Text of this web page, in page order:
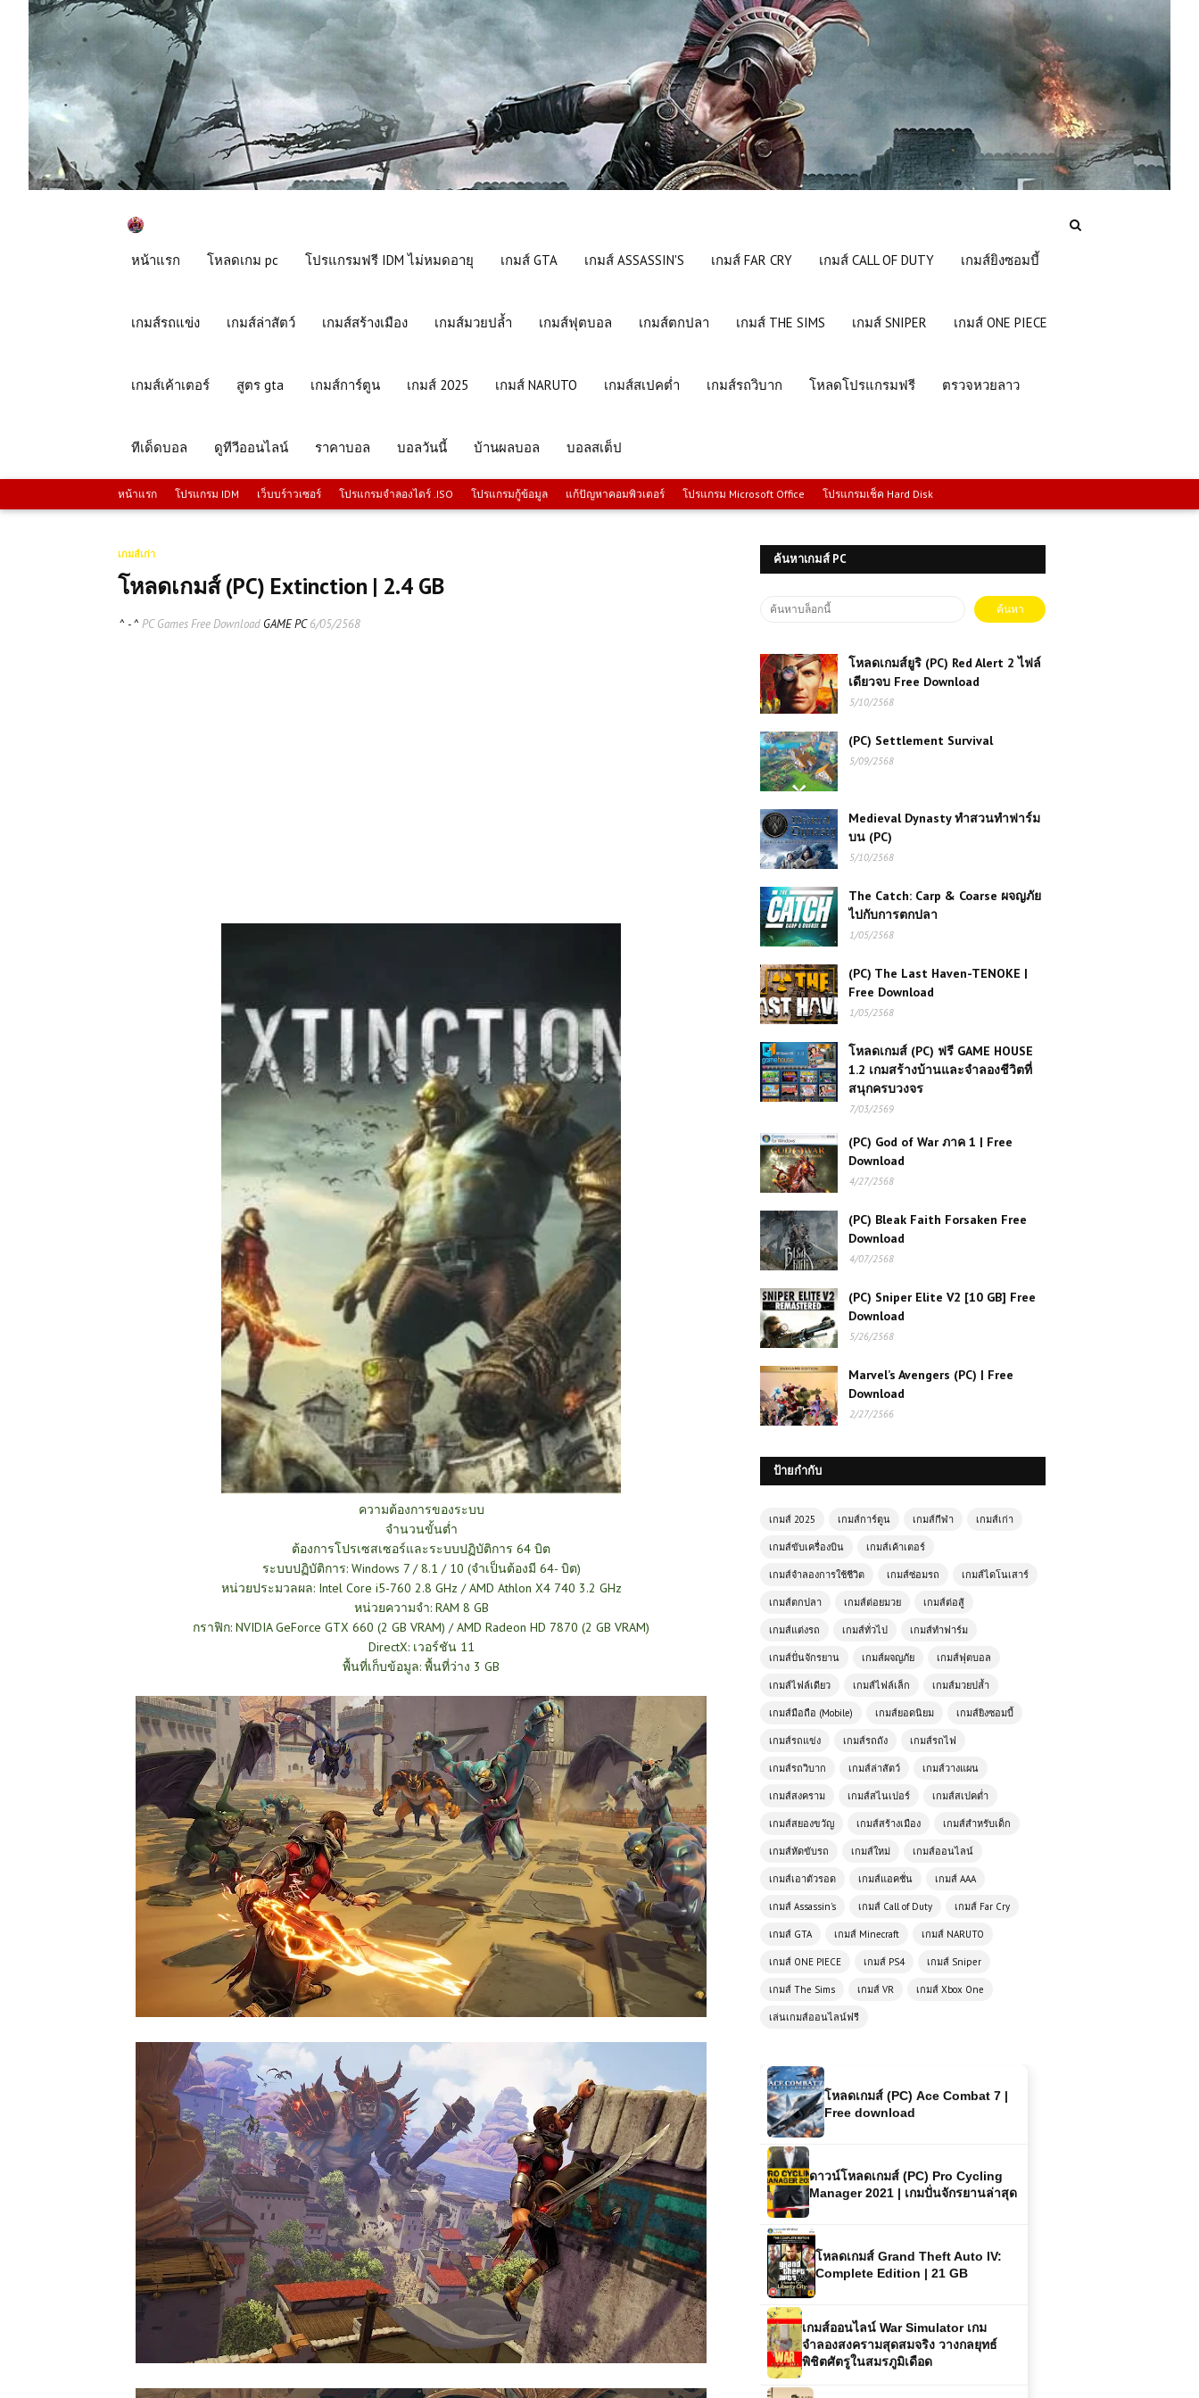
หน้าแรก โหลดเกม pc โปรแกรมฟรี IDM ไม่หมดอายุ เกมส์ GTA เกมส์ ASSASSIN'S เกมส์ FAR CRY เกมส์ CALL OF DUTY เกมส์ยิงซอมบี้
เกมส์รถแข่ง เกมส์ล่าสัตว์ เกมส์สร้างเมือง เกมส์มวยปล้ำ เกมส์ฟุตบอล เกมส์ตกปลา เกมส์ THE SIMS เกมส์ SNIPER เกมส์ ONE PIECE
เกมส์เค้าเตอร์ สูตร gta เกมส์การ์ตูน เกมส์ 2025 เกมส์ NARUTO เกมส์สเปคต่ำ เกมส์รถวิบาก โหลดโปรแกรมฟรี ตรวจหวยลาว
ทีเด็ดบอล ดูทีวีออนไลน์ ราคาบอล บอลวันนี้ บ้านผลบอล บอลสเต็ป
หน้าแรก โปรแกรม IDM เว็บบร์าวเซอร์ โปรแกรมจำลองไดร์ .ISO โปรแกรมกู้ข้อมูล แก้ปัญหาคอมพิวเตอร์ โปรแกรม Microsoft Office โปรแกรมเช็ค Hard Disk
เกมส์เก่า
โหลดเกมส์ (PC) Extinction | 2.4 GB
^ - ^ PC Games Free Download GAME PC6/05/2568
ความต้องการของระบบ
จำนวนขั้นต่ำ
ต้องการโปรเซสเซอร์และระบบปฏิบัติการ 64 บิต
ระบบปฏิบัติการ: Windows 7 / 8.1 / 10 (จำเป็นต้องมี 64- บิต)
หน่วยประมวลผล: Intel Core i5-760 2.8 GHz / AMD Athlon X4 740 3.2 GHz
หน่วยความจำ: RAM 8 GB
กราฟิก: NVIDIA GeForce GTX 660 (2 GB VRAM) / AMD Radeon HD 7870 (2 GB VRAM)
DirectX: เวอร์ชัน 11
พื้นที่เก็บข้อมูล: พื้นที่ว่าง 3 GB
ค้นหาเกมส์ PC
โหลดเกมส์ยูริ (PC) Red Alert 2 ไฟล์
เดียวจบ Free Download
5/10/2568
(PC) Settlement Survival
5/09/2568
Medieval Dynasty ทำสวนทำฟาร์ม
บน (PC)
5/10/2568
The Catch: Carp & Coarse ผจญภัย
ไปกับการตกปลา
1/05/2568
(PC) The Last Haven-TENOKE |
Free Download
1/05/2568
โหลดเกมส์ (PC) ฟรี GAME HOUSE
1.2 เกมสร้างบ้านและจำลองชีวิตที่
สนุกครบวงจร
7/03/2569
(PC) God of War ภาค 1 | Free
Download
4/27/2568
(PC) Bleak Faith Forsaken Free
Download
4/07/2568
(PC) Sniper Elite V2 [10 GB] Free
Download
5/26/2568
Marvel’s Avengers (PC) | Free
Download
2/27/2566
ป้ายกำกับ
เกมส์ 2025 เกมส์การ์ตูน เกมส์กีฬา เกมส์เก่า
เกมส์ขับเครื่องบิน เกมส์เค้าเตอร์
เกมส์จำลองการใช้ชีวิต เกมส์ซ่อมรถ เกมส์ไดโนเสาร์
เกมส์ตกปลา เกมส์ต่อยมวย เกมส์ต่อสู้
เกมส์แต่งรถ เกมส์ทั่วไป เกมส์ทำฟาร์ม
เกมส์ปั่นจักรยาน เกมส์ผจญภัย เกมส์ฟุตบอล
เกมส์ไฟล์เดียว เกมส์ไฟล์เล็ก เกมส์มวยปล้ำ
เกมส์มือถือ (Mobile) เกมส์ยอดนิยม เกมส์ยิงซอมบี้
เกมส์รถแข่ง เกมส์รถถัง เกมส์รถไฟ
เกมส์รถวิบาก เกมส์ล่าสัตว์ เกมส์วางแผน
เกมส์สงคราม เกมส์สไนเปอร์ เกมส์สเปคต่ำ
เกมส์สยองขวัญ เกมส์สร้างเมือง เกมส์สำหรับเด็ก
เกมส์หัดขับรถ เกมส์ใหม่ เกมส์ออนไลน์
เกมส์เอาตัวรอด เกมส์แอคชั่น เกมส์ AAA
เกมส์ Assassin's เกมส์ Call of Duty เกมส์ Far Cry
เกมส์ GTA เกมส์ Minecraft เกมส์ NARUTO
เกมส์ ONE PIECE เกมส์ PS4 เกมส์ Sniper
เกมส์ The Sims เกมส์ VR เกมส์ Xbox One
เล่นเกมส์ออนไลน์ฟรี
Simulator – จำลองสนามรบ เอาชีวิต
รอดเป็นคนสุดท้าย!
Driving เกมแข่งรถสุดเท่ที่ทุกคนใฝ่ฝัน
– ศึกพลังวิญญาณในตำนานการ์ตูนสุด
ดาวน์โหลดเกมส์ (PC) Pro Cycling
Manager 2021 | เกมปั่นจักรยานล่าสุด
โหลดเกมส์ Grand Theft Auto IV:
เกมส์ออนไลน์ War Simulator เกม
จำลองสงครามสุดสมจริง วางกลยุทธ์
พิชิตศัตรูในสมรภูมิเดือด
เกมส์ออนไลน์ Apocalypse Truck
ขับรถฝ่าซากโลกในเกมสุดมันส์